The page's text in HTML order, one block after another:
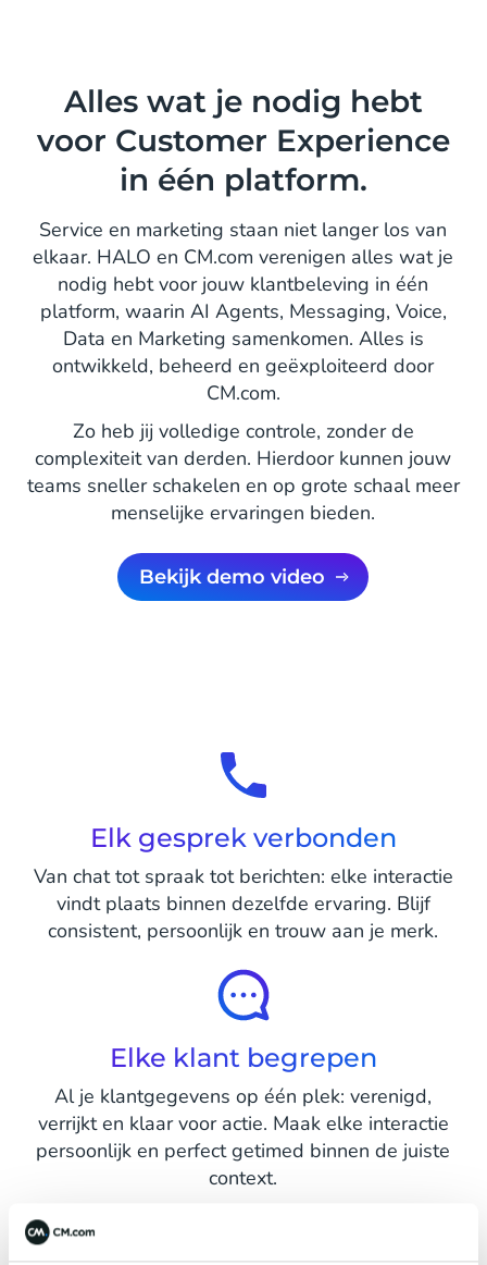
houd je teams op de hoogte van de
voortgang en creëer je een audittrail
voor continue verbetering.
Alles wat je nodig hebt
voor Customer Experience
in één platform.
Service en marketing staan niet langer los van
elkaar. HALO en CM.com verenigen alles wat je
nodig hebt voor jouw klantbeleving in één
platform, waarin AI Agents, Messaging, Voice,
Data en Marketing samenkomen. Alles is
ontwikkeld, beheerd en geëxploiteerd door
CM.com.
Zo heb jij volledige controle, zonder de
complexiteit van derden. Hierdoor kunnen jouw
teams sneller schakelen en op grote schaal meer
menselijke ervaringen bieden.
Bekijk demo video
Elk gesprek verbonden
Van chat tot spraak tot berichten: elke interactie
vindt plaats binnen dezelfde ervaring. Blijf
consistent, persoonlijk en trouw aan je merk.
Elke klant begrepen
Al je klantgegevens op één plek: verenigd,
verrijkt en klaar voor actie. Maak elke interactie
persoonlijk en perfect getimed binnen de juiste
context.